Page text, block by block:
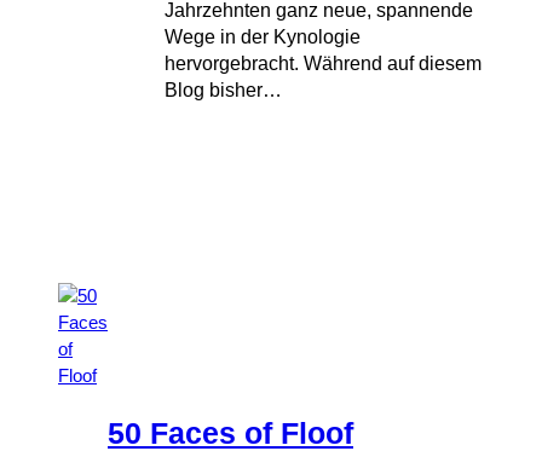
Jahrzehnten ganz neue, spannende
Wege in der Kynologie
hervorgebracht. Während auf diesem
Blog bisher…
50 Faces of Floof